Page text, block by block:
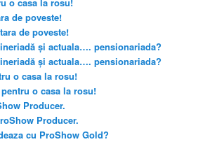
de poveste!
de poveste!
şi actuala…. pensionariada?
şi actuala…. pensionariada?
o casa la rosu!
o casa la rosu!
Producer.
Producer.
cu ProShow Gold?